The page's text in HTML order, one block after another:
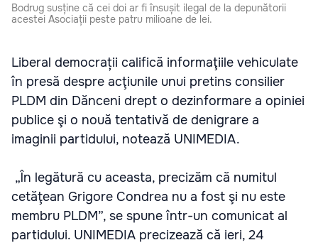
Bodrug susține că cei doi ar fi însușit ilegal de la depunătorii
acestei Asociații peste patru milioane de lei.
Liberal democrații califică informaţiile vehiculate
în presă despre acţiunile unui pretins consilier
PLDM din Dănceni drept o dezinformare a opiniei
publice şi o nouă tentativă de denigrare a
imaginii partidului, notează UNIMEDIA.
„În legătură cu aceasta, precizăm că numitul
cetăţean Grigore Condrea nu a fost şi nu este
membru PLDM”, se spune într-un comunicat al
partidului. UNIMEDIA precizează că ieri, 24